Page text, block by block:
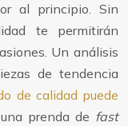
al principio. Sin
te permitirán
Un análisis
de tendencia
de calidad puede
prenda de fast